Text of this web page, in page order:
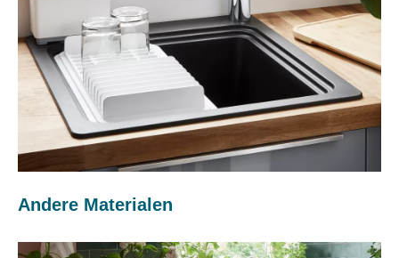
Andere Materialen